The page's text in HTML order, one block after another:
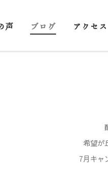
声 ブログ アクセス
希望が
7月キャ